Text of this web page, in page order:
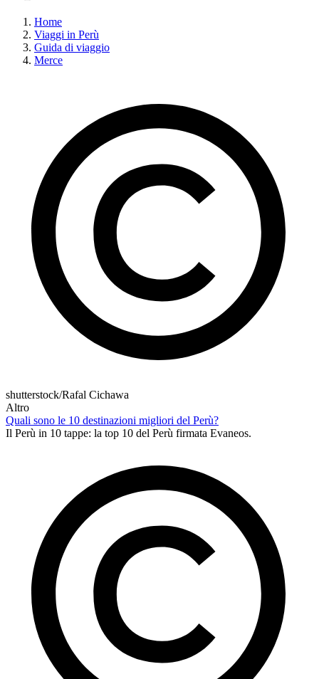
Home
Viaggi in Perù
Guida di viaggio
Merce
shutterstock/Rafal Cichawa
Altro
Quali sono le 10 destinazioni migliori del Perù?
Il Perù in 10 tappe: la top 10 del Perù firmata Evaneos.